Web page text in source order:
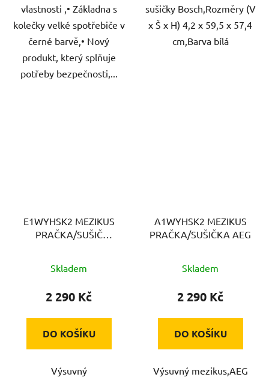
vlastnosti ,• Základna s
kolečky velké spotřebiče v
černé barvě,• Nový
produkt, který splňuje
potřeby bezpečnosti,...
sušičky Bosch,Rozměry (V
x Š x H) 4,2 x 59,5 x 57,4
cm,Barva bílá
E1WYHSK2 MEZIKUS
PRAČKA/SUŠIČ
Skladem
2 290 Kč
DO KOŠÍKU
Výsuvný
A1WYHSK2 MEZIKUS
PRAČKA/SUŠIČKA AEG
Skladem
2 290 Kč
DO KOŠÍKU
Výsuvný mezikus,AEG